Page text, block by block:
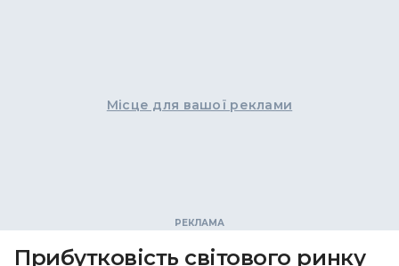
Місце для вашої реклами
Прибутковість світового ринку